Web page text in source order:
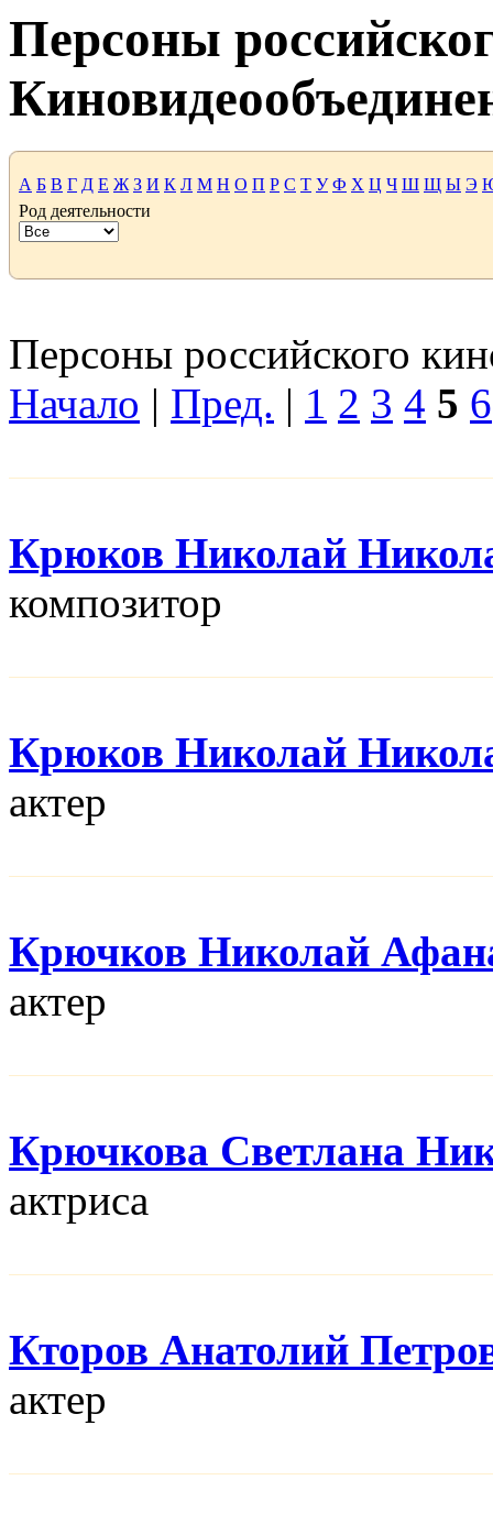
Персоны
А Б В Г Д Е Ж З И К Л М Н О П Р С Т У Ф Х Ц Ч Ш Щ Ы Э
Род деятельности
Персоны российского
Начало | Пред. | 1 2 3 4 5 6
Крюков Николай
композитор
Крюков Николай
актер
Крючков Николай
актер
Крючкова Светлана
актриса
Кторов Анатолий
актер